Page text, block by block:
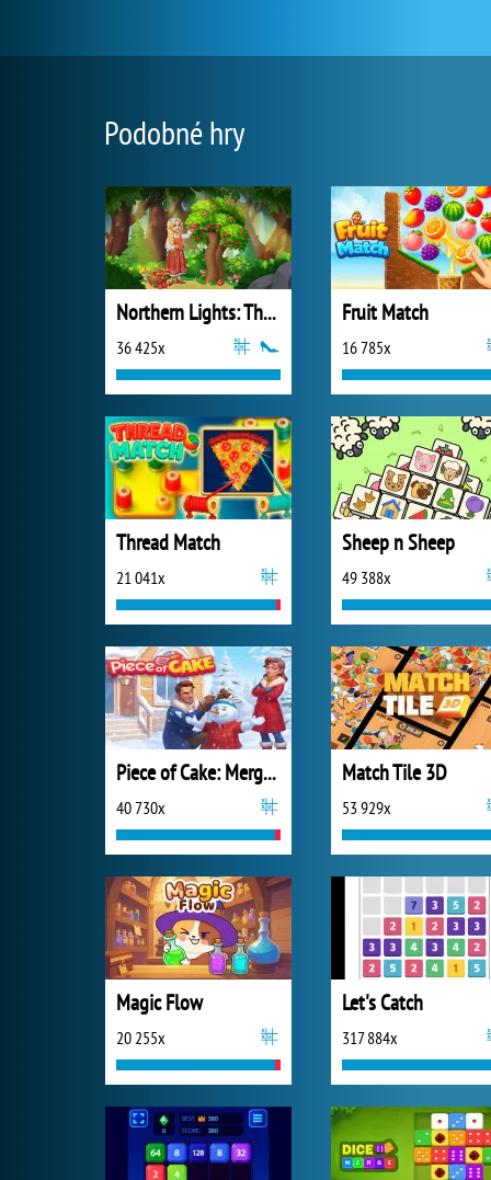
Podobné hry
Northern Lights: The Secret of the Forest
36 425x
Fruit Match
16 785x
Thread Match
21 041x
Sheep n Sheep
49 388x
Piece of Cake: Merge and Bake
40 730x
Match Tile 3D
53 929x
Magic Flow
20 255x
Let's Catch
317 884x